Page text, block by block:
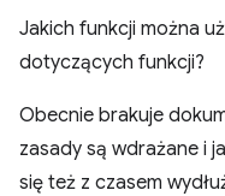
Jakich funkcji można
dotyczących funkcji?
Obecnie brakuje
zasady są wdrażane i
się też z czasem